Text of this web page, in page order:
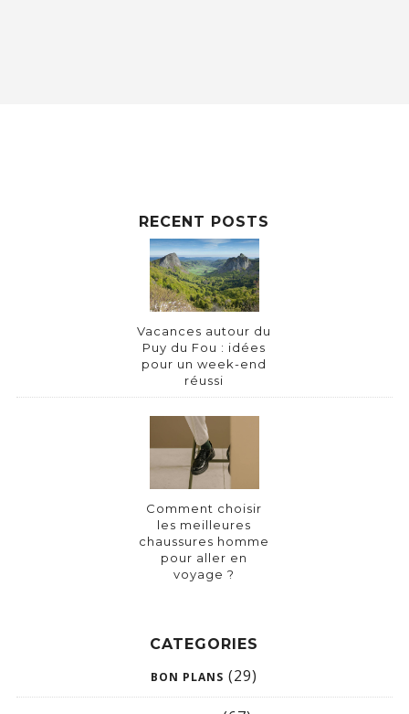
RECENT POSTS
Vacances autour du
Puy du Fou : idées
pour un week-end
réussi
Comment choisir
les meilleures
chaussures homme
pour aller en
voyage ?
CATEGORIES
BON PLANS (29)